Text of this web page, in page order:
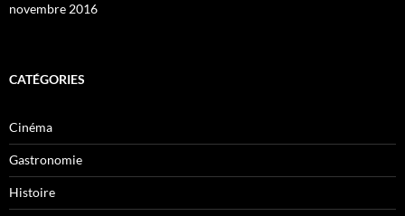
novembre 2016
CATÉGORIES
Cinéma
Gastronomie
Histoire